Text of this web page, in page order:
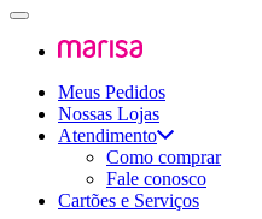
Meus Pedidos
Nossas Lojas
Atendimento
Como comprar
Fale conosco
Cartões e Serviços